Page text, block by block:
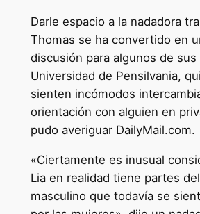
Darle espacio a la nadadora
Thomas se ha convertido en
discusión para algunos de
Universidad de Pensilvania,
sienten incómodos
orientación con alguien en
pudo averiguar DailyMail.com.
«Ciertamente es inusual
Lia en realidad tiene partes
masculino que todavía se